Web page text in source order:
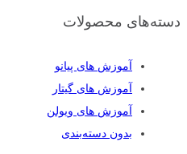
دسته‌های محصولات
آموزش های پیانو
آموزش های گیتار
آموزش های ویولن
بدون دسته‌بندی